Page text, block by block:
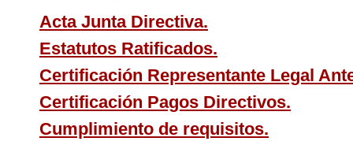
Acta Junta Directiva.
Estatutos Ratificados.
Certificación Representante Legal
Certificación Pagos Directivos.
Cumplimiento de requisitos.